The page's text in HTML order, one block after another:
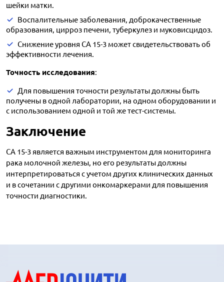
шейки матки.
Воспалительные заболевания, доброкачественные
образования, цирроз печени, туберкулез и муковисцидоз.
Снижение уровня CA 15-3 может свидетельствовать об
эффективности лечения.
Точность исследования:
Для повышения точности результаты должны быть
получены в одной лаборатории, на одном оборудовании и
с использованием одной и той же тест-системы.
Заключение
CA 15-3 является важным инструментом для мониторинга
рака молочной железы, но его результаты должны
интерпретироваться с учетом других клинических данных
и в сочетании с другими онкомаркерами для повышения
точности диагностики.